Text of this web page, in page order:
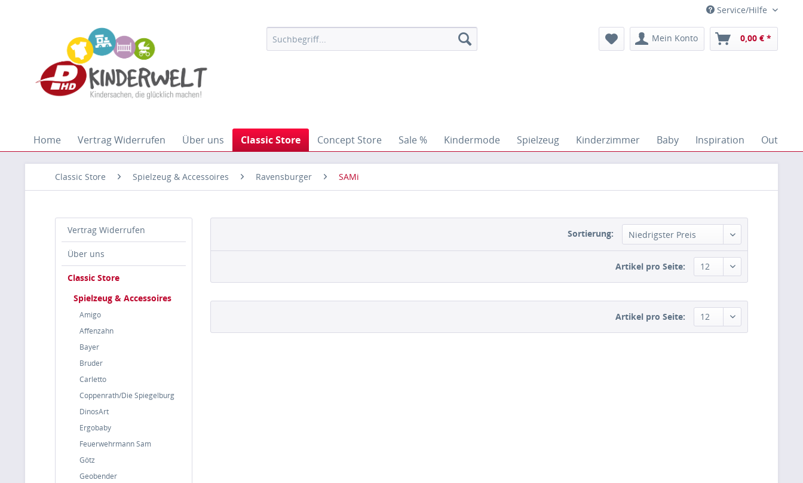
Service/Hilfe
Mein Konto 0,00 € *
Home Vertrag Widerrufen Über uns Classic Store Concept Store Sale % Kindermode Spielzeug Kinderzimmer Baby Inspiration Outdoor
Classic Store Spielzeug & Accessoires Ravensburger SAMi
Vertrag Widerrufen
Über uns
Classic Store
Spielzeug & Accessoires
Amigo
Affenzahn
Bayer
Bruder
Carletto
Coppenrath/Die Spiegelburg
DinosArt
Ergobaby
Feuerwehrmann Sam
Götz
Geobender
Sortierung:
Artikel pro Seite:
Artikel pro Seite: